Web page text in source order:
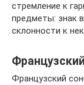
стремление к
предметы: знак
склонности к
Французский
Французский